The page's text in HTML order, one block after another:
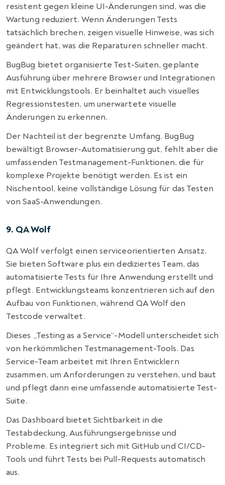
resistent gegen kleine UI-Änderungen sind, was die
Wartung reduziert. Wenn Änderungen Tests
tatsächlich brechen, zeigen visuelle Hinweise, was sich
geändert hat, was die Reparaturen schneller macht.
BugBug bietet organisierte Test-Suiten, geplante
Ausführung über mehrere Browser und Integrationen
mit Entwicklungstools. Er beinhaltet auch visuelles
Regressionstesten, um unerwartete visuelle
Änderungen zu erkennen.
Der Nachteil ist der begrenzte Umfang. BugBug
bewältigt Browser-Automatisierung gut, fehlt aber die
umfassenden Testmanagement-Funktionen, die für
komplexe Projekte benötigt werden. Es ist ein
Nischentool, keine vollständige Lösung für das Testen
von SaaS-Anwendungen.
9. QA Wolf
QA Wolf verfolgt einen serviceorientierten Ansatz.
Sie bieten Software plus ein dediziertes Team, das
automatisierte Tests für Ihre Anwendung erstellt und
pflegt. Entwicklungsteams konzentrieren sich auf den
Aufbau von Funktionen, während QA Wolf den
Testcode verwaltet.
Dieses „Testing as a Service“-Modell unterscheidet sich
von herkömmlichen Testmanagement-Tools. Das
Service-Team arbeitet mit Ihren Entwicklern
zusammen, um Anforderungen zu verstehen, und baut
und pflegt dann eine umfassende automatisierte Test-
Suite.
Das Dashboard bietet Sichtbarkeit in die
Testabdeckung, Ausführungsergebnisse und
Probleme. Es integriert sich mit GitHub und CI/CD-
Tools und führt Tests bei Pull-Requests automatisch
aus.